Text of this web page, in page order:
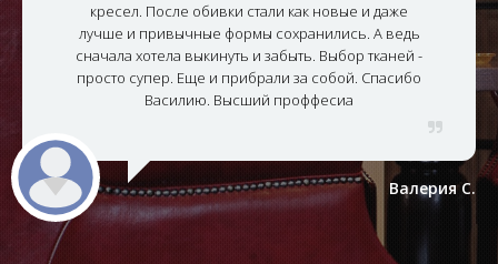
кресел. После обивки стали как новые и даже
лучше и привычные формы сохранились. А ведь
сначала хотела выкинуть и забыть. Выбор тканей -
просто супер. Еще и прибрали за собой. Спасибо
Василию. Высший проффесиа
Валерия С.